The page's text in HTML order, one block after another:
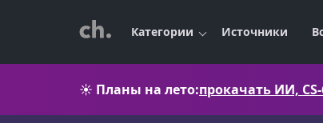
Категории Источники
☀️ Планы на лето:прокачать ИИ,